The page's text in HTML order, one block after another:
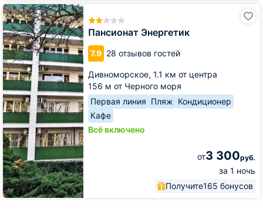
Пансионат Энергетик
7.9 28 отзывов гостей
Дивноморское, 1.1 км от центра
156 м от Черного моря
Первая линия Пляж Кондиционер
Кафе
Всё включено
от3 300руб.
за 1 ночь
Получите165 бонусов
Пансионат
Энергетик